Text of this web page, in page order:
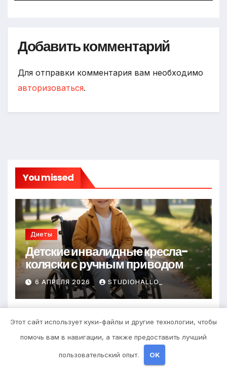
Добавить комментарий
Для отправки комментария вам необходимо
авторизоваться.
You missed
Диеты
Детские инвалидные кресла-
коляски с ручным приводом
6 АПРЕЛЯ 2026 STUDIOHALLO_
Запись в стоматологическую
Этот сайт использует куки-файлы и другие технологии, чтобы
помочь вам в навигации, а также предоставить лучший
пользовательский опыт. OK